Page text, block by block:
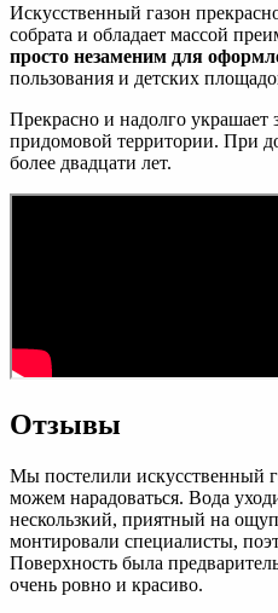
Искусственный газон
собрата и обладает массой
просто незаменим для
пользования и детских
Прекрасно и надолго украшает
придомовой территории. При
более двадцати лет.
Отзывы
Мы постелили искусственный
можем нарадоваться. Вода
нескользкий, приятный на
монтировали специалисты,
Поверхность была
очень ровно и красиво.